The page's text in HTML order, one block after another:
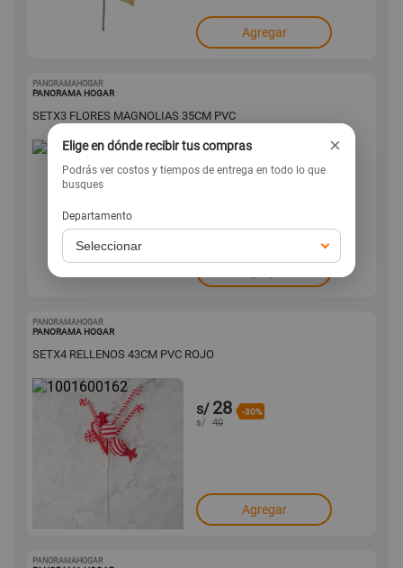
Agregar
PANORAMAHOGAR
PANORAMA HOGAR
SETX3 FLORES MAGNOLIAS 35CM PVC
s/23.10
-30%
PANORAMAHOGAR
PANORAMA HOGAR
SETX4 RELLENOS 43CM PVC ROJO
s/ 28 -30%
s/ 40
Agregar
PANORAMAHOGAR
Elige en dónde recibir tus compras ×
Podrás ver costos y tiempos de entrega en todo lo que
busques
Departamento